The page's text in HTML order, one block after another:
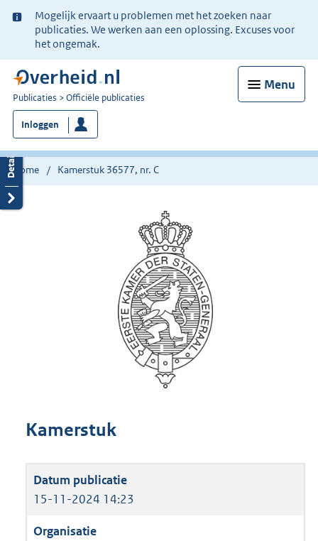
Ter
informatie:
Mogelijk ervaart u problemen met het zoeken naar
publicaties. We werken aan een oplossing. Excuses voor
het ongemak.
Menu
U
bent
nu
hier:
Publicaties Officiële publicaties
Inloggen
Home Kamerstuk 36577, nr. C
Kamerstuk
15-11-2024 14:23